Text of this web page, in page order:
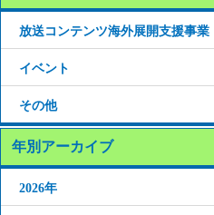
放送コンテンツ海外展開支援事業
イベント
その他
年別アーカイブ
2026年